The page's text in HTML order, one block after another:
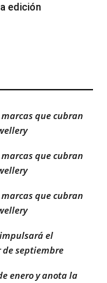
edición
que cubran
que cubran
que cubran
el
septiembre
enero y anota la